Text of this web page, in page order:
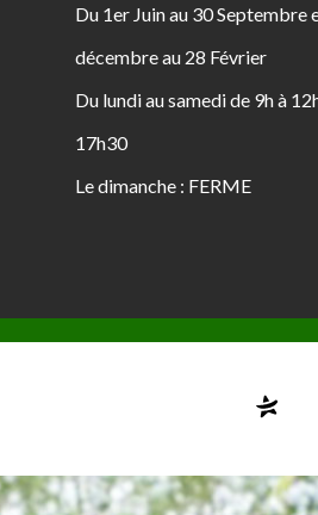
Du 1er Juin au 30 Septembre
décembre au 28 Février
Du lundi au samedi de 9h à
17h30
Le dimanche : FERME